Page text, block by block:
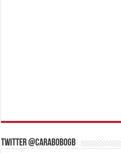
Twitter @CaraboboGB